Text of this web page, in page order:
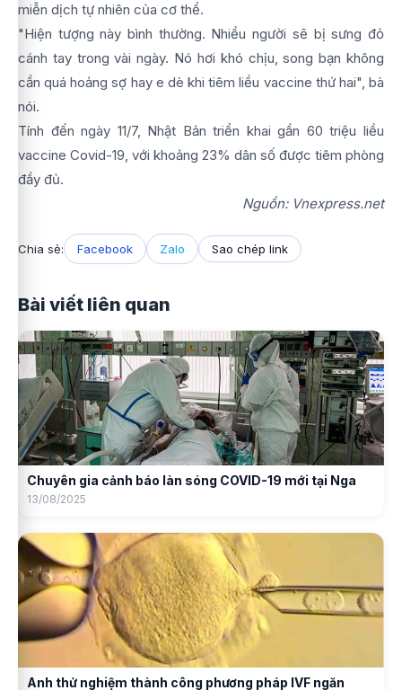
miễn dịch tự nhiên của cơ thể.
"Hiện tượng này bình thường. Nhiều người sẽ bị sưng đỏ
cánh tay trong vài ngày. Nó hơi khó chịu, song bạn không
cần quá hoảng sợ hay e dè khi tiêm liều vaccine thứ hai", bà
nói.
Tính đến ngày 11/7, Nhật Bản triển khai gần 60 triệu liều
vaccine Covid-19, với khoảng 23% dân số được tiêm phòng
đầy đủ.
Nguồn: Vnexpress.net
Chia sẻ: Facebook Zalo Sao chép link
Bài viết liên quan
Chuyên gia cảnh báo làn sóng COVID-19 mới tại Nga
13/08/2025
Anh thử nghiệm thành công phương pháp IVF ngăn